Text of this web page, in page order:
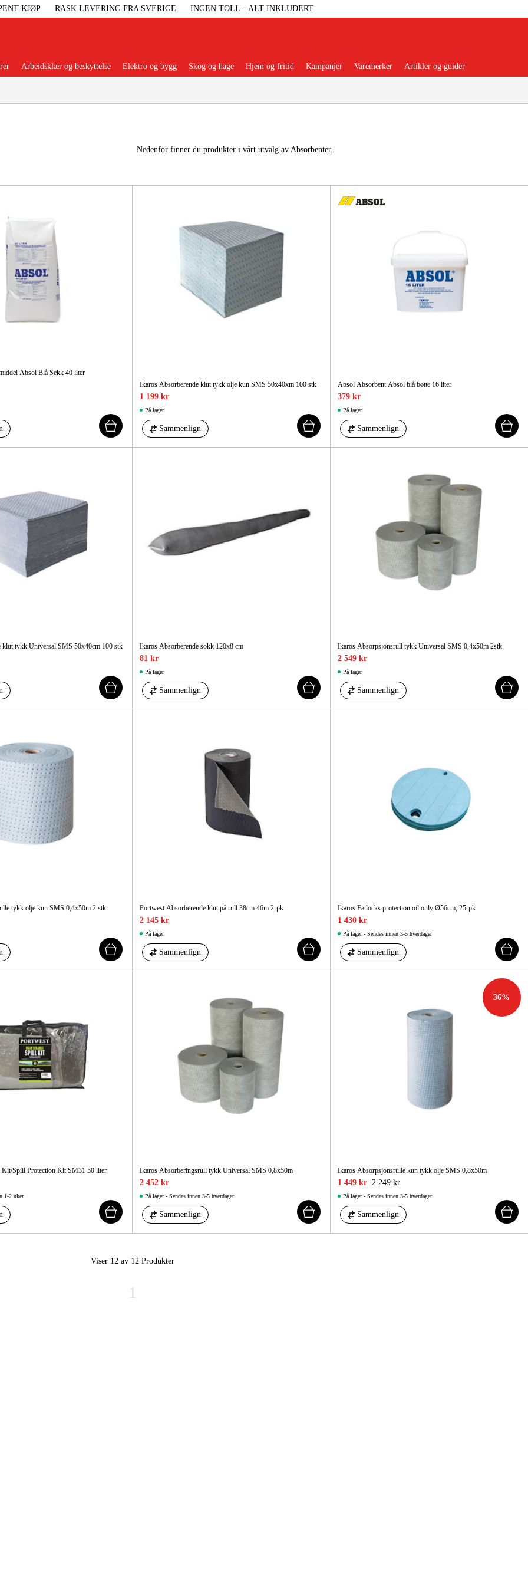
KJØP RASK LEVERING FRA SVERIGE INGEN TOLL – ALT INKLUDERT
Maskintilbehør Og Forbruksvarer
Arbeidsklær Og Beskyttelse
Elektro Og Bygg
Skog Og Hage
Hjem Og Fritid
Kampanjer
Arbeidsklær og beskyttelse Elektro og bygg Skog og hage Hjem og fritid Kampanjer Varemerker Artikler og guider
Nedenfor finner du produkter i vårt utvalg av Absorbenter.
Absol Blå Sekk 40 liter
Ikaros Absorberende klut tykk olje kun SMS 50x40xm 100 stk
1 199 kr
På lager
Sammenlign
Absol Absorbent Absol blå bøtte 16 liter
379 kr
På lager
Sammenlign
klut tykk Universal SMS 50x40cm 100 stk Ikaros Absorberende sokk 120x8 cm
81 kr
På lager
Sammenlign
Ikaros Absorpsjonsrull tykk Universal SMS 0,4x50m 2stk
2 549 kr
På lager
Sammenlign
tykk olje kun SMS 0,4x50m 2 stk Portwest Absorberende klut på rull 38cm 46m 2-pk
2 145 kr
På lager
Sammenlign
Ikaros Fatlocks protection oil only Ø56cm, 25-pk
1 430 kr
På lager - Sendes innen 3-5 hverdager
Sammenlign
Spill Protection Kit SM31 50 liter
1-2 uker
Ikaros Absorberingsrull tykk Universal SMS 0,8x50m
2 452 kr
På lager - Sendes innen 3-5 hverdager
Sammenlign
36%
Ikaros Absorpsjonsrulle kun tykk olje SMS 0,8x50m
1 449 kr 2 249 kr
På lager - Sendes innen 3-5 hverdager
Sammenlign
Viser 12 av 12 Produkter
1